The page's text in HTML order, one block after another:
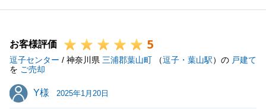
閉じる
お客様評価 5
逗子センター / 神奈川県 三浦郡葉山町 （逗子・葉山駅）の 戸建て
を ご売却
Y様
Y様 2025年1月20日